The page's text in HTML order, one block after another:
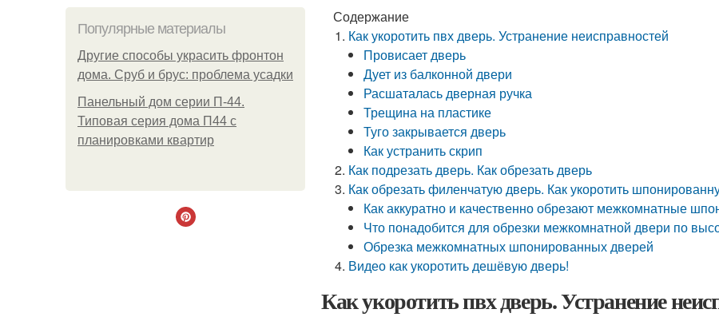
Популярные материалы
Другие способы украсить фронтон
дома. Сруб и брус: проблема усадки
Панельный дом серии П-44.
Типовая серия дома П44 с
планировками квартир
Содержание
Как укоротить пвх дверь. Устранение неисправностей
Провисает дверь
Дует из балконной двери
Расшаталась дверная ручка
Трещина на пластике
Туго закрывается дверь
Как устранить скрип
Как подрезать дверь. Как обрезать дверь
Как обрезать филенчатую дверь. Как укоротить
Как аккуратно и качественно обрезают межкомнатные
Что понадобится для обрезки межкомнатной двери по
Обрезка межкомнатных шпонированных дверей
Видео как укоротить дешёвую дверь!
Как укоротить пвх дверь. Устранение